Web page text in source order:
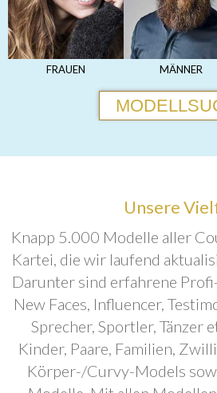
FRAUEN MÄNNER
Unsere
Knapp 5.000 Modelle aller
Kartei, die wir laufend
Darunter sind erfahrene
New Faces, Influencer,
Sprecher, Sportler, Tänzer
Kinder, Paare, Familien,
Körper-/Curvy-Models